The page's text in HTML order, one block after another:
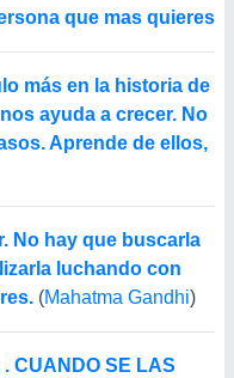
que mas quieres
más en la historia de
ayuda a crecer. No
Aprende de ellos,
No hay que buscarla
luchando con
(Mahatma Gandhi)
CUANDO SE LAS